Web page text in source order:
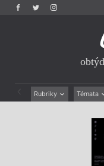
Rubriky Témata
Historie kolonialismu